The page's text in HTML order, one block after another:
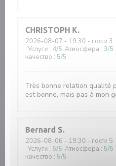
CHRISTOPH K
2026-08-07 - 19:30 - гости 3
Услуги : 4/5 Атмосфера : 3/5
качество : 5/5
Très bonne relation qualité
est bonne, mais pas à mon
Bernard S
2026-08-06 - 19:30 - гости 5
Услуги : 5/5 Атмосфера : 5/5
качество : 5/5